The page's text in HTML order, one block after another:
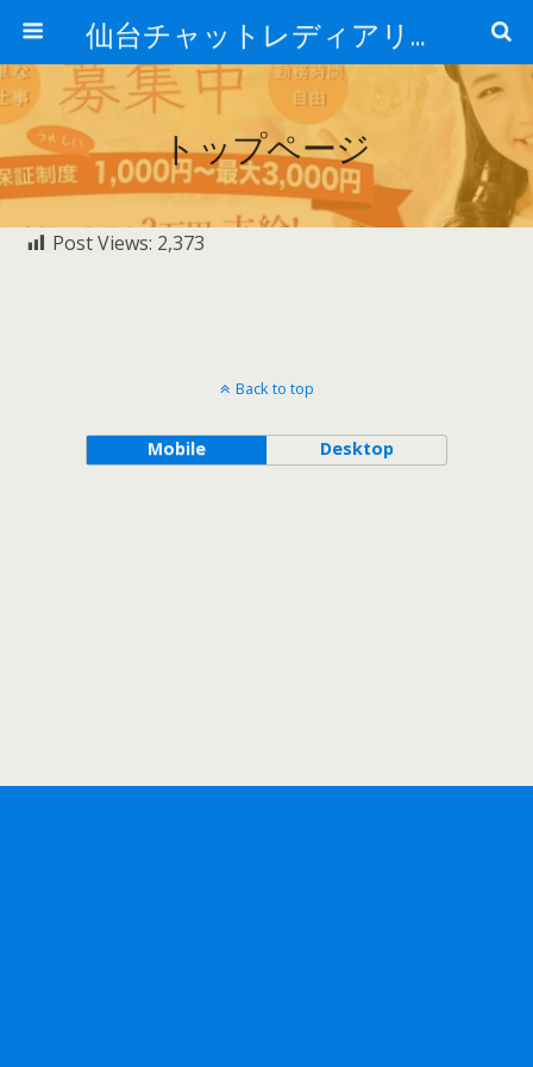
仙台チャットレディアリュール
トップページ
Post Views: 2,373
Back to top
Mobile Desktop